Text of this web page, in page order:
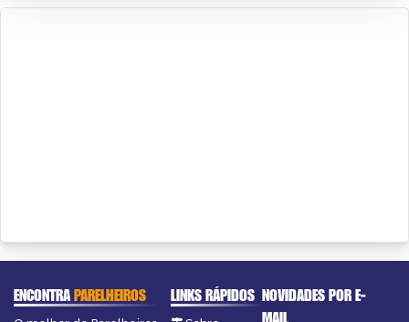
ENCONTRAPARELHEIROS LINKS RÁPIDOS NOVIDADES POR E-
MAIL